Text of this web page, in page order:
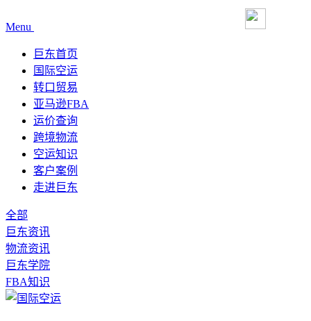
Menu
巨东首页
国际空运
转口贸易
亚马逊FBA
运价查询
跨境物流
空运知识
客户案例
走进巨东
全部
巨东资讯
物流资讯
巨东学院
FBA知识